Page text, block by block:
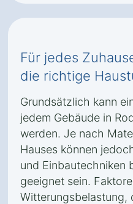
Für jedes
die richtige
Grundsätzlich kann
jedem Gebäude in
werden. Je nach
Hauses können
und Einbautechniken
geeignet sein.
Witterungsbelastung,